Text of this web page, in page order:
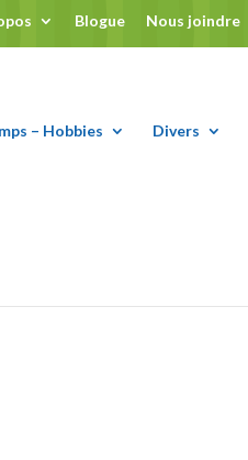
Blogue Nous joindre
– Hobbies Divers